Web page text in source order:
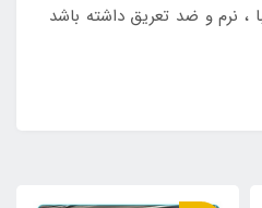
نرم و ضد تعریق داشته باشد